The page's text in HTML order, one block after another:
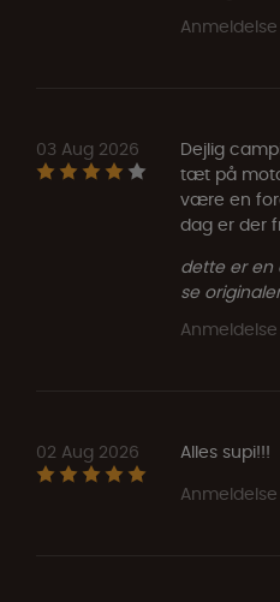
03 Aug 2026
Dejlig
tæt på
være en
dag er der
dette er en
se
02 Aug 2026
Alles supi!!!